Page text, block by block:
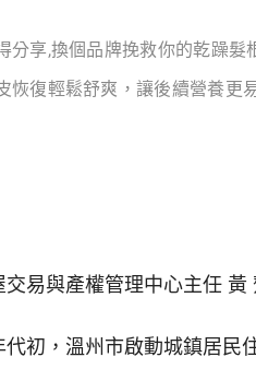
分享,換個品牌挽救你的乾躁髮
恢復輕鬆舒爽，讓後續營養更
易與產權管理中心主任 黃
，溫州市啟動城鎮居民